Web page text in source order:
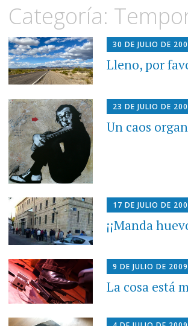
al
contenido
Categoría:
30 DE JULIO DE
Lleno, por
23 DE JULIO DE
Un caos
17 DE JULIO DE
¡¡Manda
9 DE JULIO DE 2009
La cosa está